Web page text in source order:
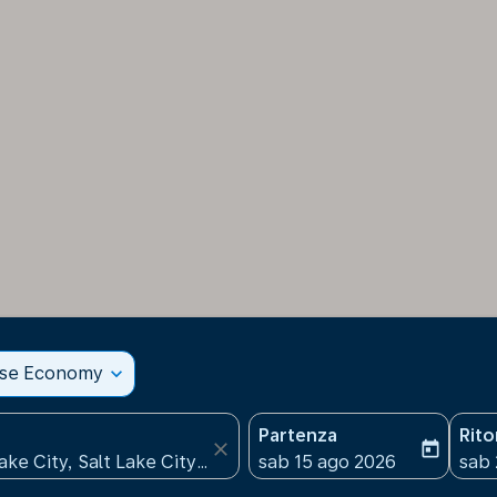
Economy expand_more
close
Partenza
fc-booking-departure-
sab 15 ago 2026
today
fc-
sab